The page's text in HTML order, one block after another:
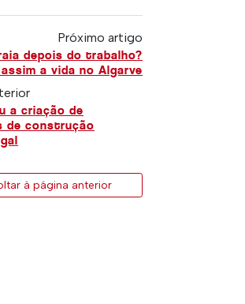
Próximo artigo
depois do trabalho?
a vida no Algarve
a criação de
de construção
à página anterior